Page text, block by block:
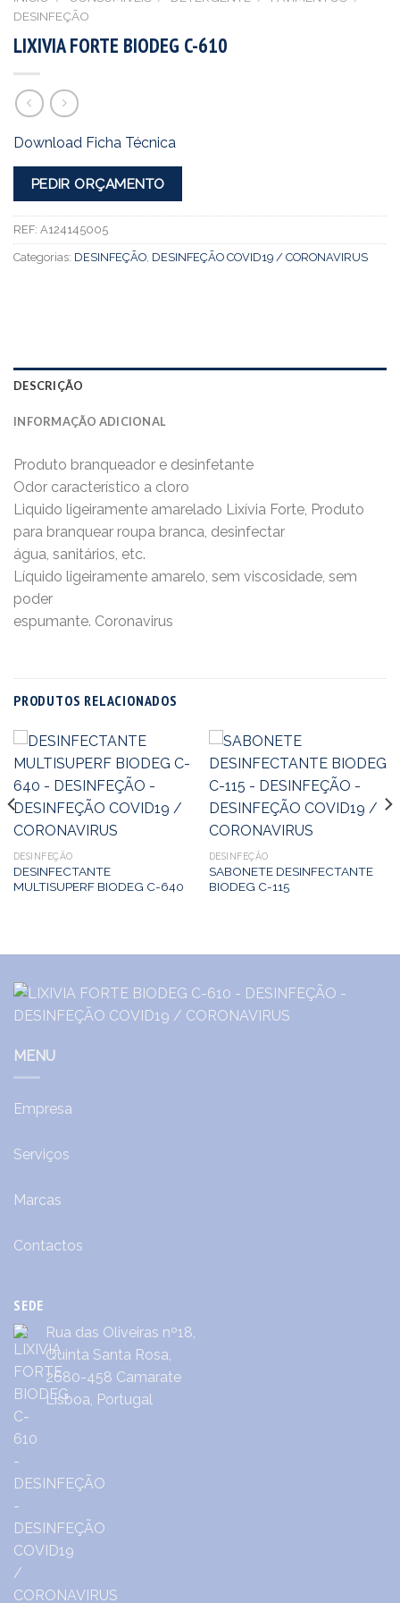
DESINFEÇÃO
LIXIVIA FORTE BIODEG C-610
Download Ficha Técnica
PEDIR ORÇAMENTO
REF: A124145005
Categorias: DESINFEÇÃO DESINFEÇÃO COVID19 / CORONAVIRUS
DESCRIÇÃO
INFORMAÇÃO ADICIONAL
Produto branqueador e desinfetante
Odor característico a cloro
Liquido ligeiramente amarelado Lixívia Forte, Produto
para branquear roupa branca, desinfectar
água, sanitários, etc.
Líquido ligeiramente amarelo, sem viscosidade, sem
poder
espumante. Coronavirus
PRODUTOS RELACIONADOS
DESINFEÇÃO
DESINFECTANTE
MULTISUPERF BIODEG C-640
DESINFEÇÃO
SABONETE DESINFECTANTE
BIODEG C-115
MENU
Empresa
Serviços
Marcas
Contactos
SEDE
Rua das Oliveiras nº18,
Quinta Santa Rosa,
2680-458 Camarate
Lisboa, Portugal